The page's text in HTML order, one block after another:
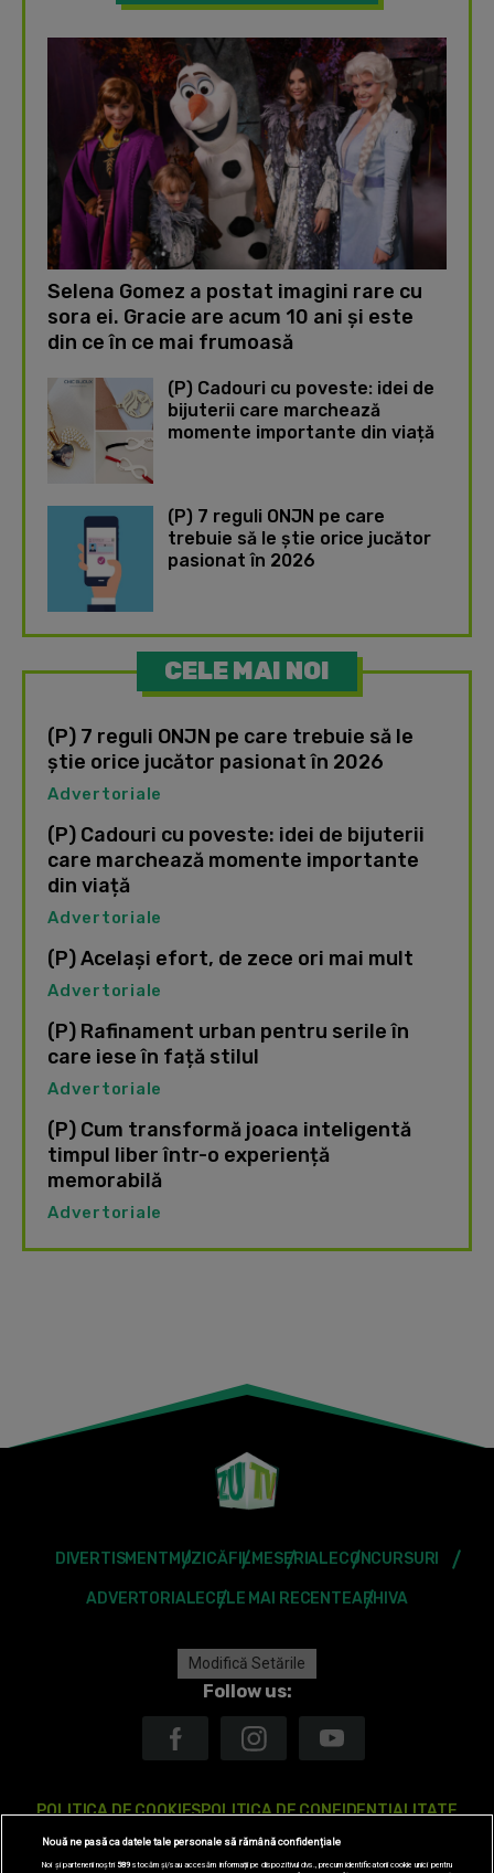
Selena Gomez a postat imagini rare cu
sora ei. Gracie are acum 10 ani și este
din ce în ce mai frumoasă
(P) Cadouri cu poveste: idei de
bijuterii care marchează
momente importante din viață
(P) 7 reguli ONJN pe care
trebuie să le știe orice jucător
pasionat în 2026
CELE MAI NOI
(P) 7 reguli ONJN pe care trebuie să le
știe orice jucător pasionat în 2026
Advertoriale
(P) Cadouri cu poveste: idei de bijuterii
care marchează momente importante
din viață
Advertoriale
(P) Același efort, de zece ori mai mult
Advertoriale
(P) Rafinament urban pentru serile în
care iese în față stilul
Advertoriale
(P) Cum transformă joaca inteligentă
timpul liber într-o experiență
memorabilă
Advertoriale
DIVERTISMENT MUZICĂFILMESERIALECONCURSURI
ADVERTORIALECELE MAI RECENTEARHIVA
Modifică Setările
Follow us:
POLITICA DE COOKIESPOLITICA DE CONFIDENTIALITATE
ANTENA TV GROUP S.A. – DATE COMPANIE
Nouă ne pasă ca datele tale personale să rămână confidențiale
Noi și partenerii noștri589stocăm și/sau accesăm informații pe dispozitivul dvs., precum identificatorii cookie unici pentru